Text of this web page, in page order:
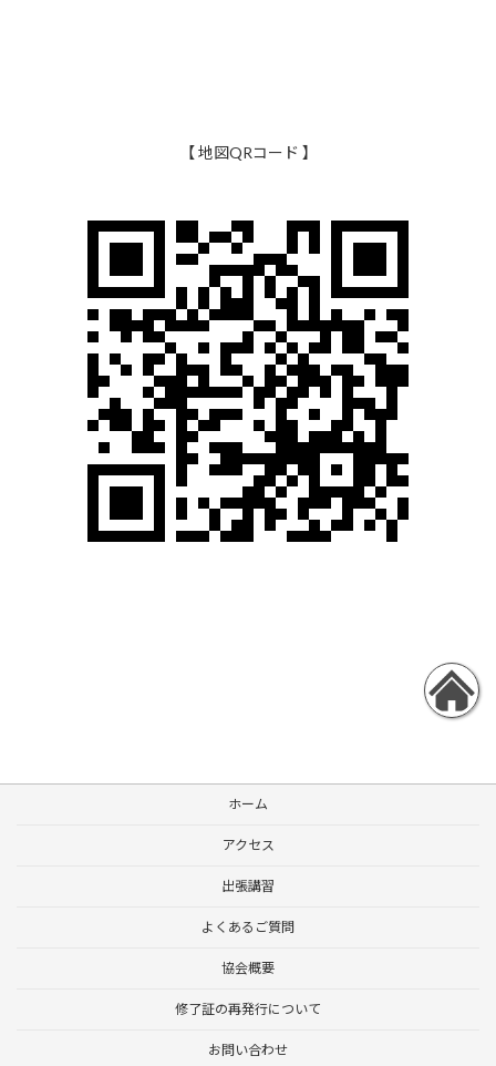
【 地図QRコード 】
ホーム
アクセス
出張講習
よくあるご質問
協会概要
修了証の再発行について
お問い合わせ